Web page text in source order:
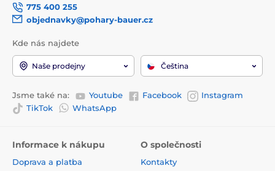
775 400 255
objednavky@pohary-bauer.cz
Kde nás najdete
Naše prodejny Čeština
Jsme také na: Youtube Facebook
Instagram
TikTok
WhatsApp
Informace k nákupu
Doprava a platba
O společnosti
Kontakty